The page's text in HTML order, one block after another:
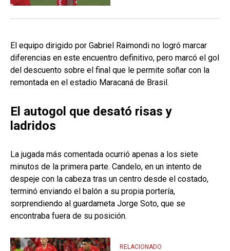
El equipo dirigido por Gabriel Raimondi no logró marcar
diferencias en este encuentro definitivo, pero marcó el gol
del descuento sobre el final que le permite soñar con la
remontada en el estadio Maracaná de Brasil.
El autogol que desató risas y
ladridos
La jugada más comentada ocurrió apenas a los siete
minutos de la primera parte. Candelo, en un intento de
despeje con la cabeza tras un centro desde el costado,
terminó enviando el balón a su propia portería,
sorprendiendo al guardameta Jorge Soto, que se
encontraba fuera de su posición.
RELACIONADO